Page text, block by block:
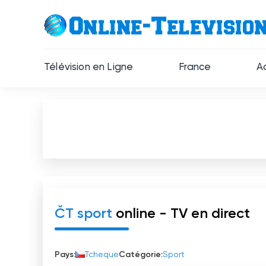
Télévision en Ligne France
ČT sport online - TV en direct
Pays: TchequeCatégorie:Sport